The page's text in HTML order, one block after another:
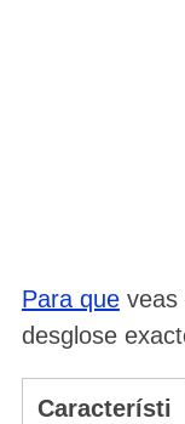
Para queveas
desglose
Característi